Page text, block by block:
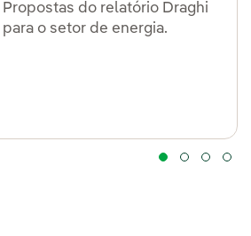
Propostas do relatório Draghi
para o setor de energia.